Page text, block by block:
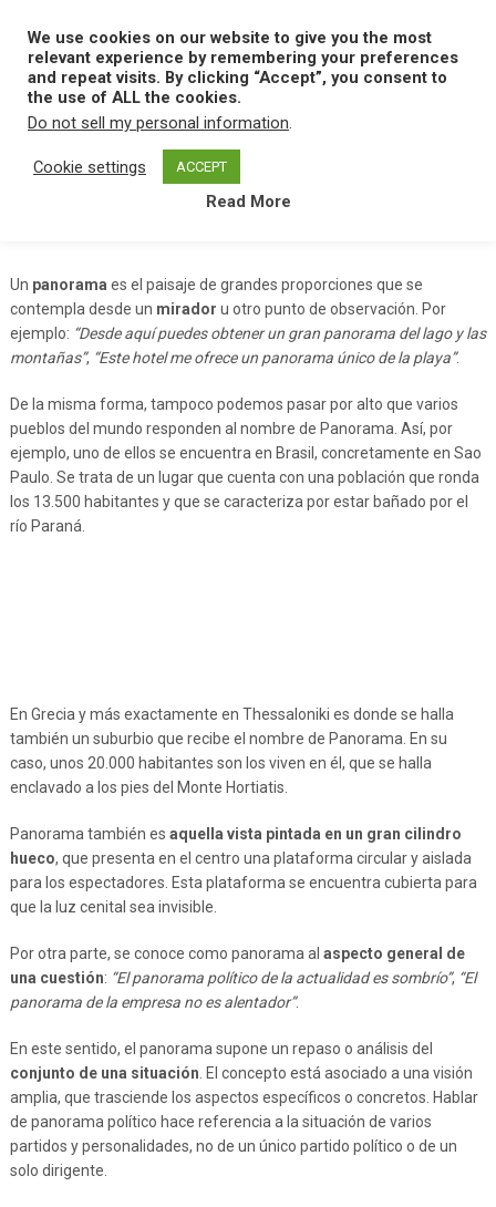
content
MENU
Home P Panorama
Un panorama es el paisaje de grandes proporciones que se
contempla desde un mirador u otro punto de observación. Por
ejemplo: “Desde aquí puedes obtener un gran panorama del lago y las
montañas”, “Este hotel me ofrece un panorama único de la playa”.
De la misma forma, tampoco podemos pasar por alto que varios
pueblos del mundo responden al nombre de Panorama. Así, por
ejemplo, uno de ellos se encuentra en Brasil, concretamente en Sao
Paulo. Se trata de un lugar que cuenta con una población que ronda
los 13.500 habitantes y que se caracteriza por estar bañado por el
río Paraná.
En Grecia y más exactamente en Thessaloniki es donde se halla
también un suburbio que recibe el nombre de Panorama. En su
caso, unos 20.000 habitantes son los viven en él, que se halla
enclavado a los pies del Monte Hortiatis.
Panorama también es aquella vista pintada en un gran cilindro
hueco, que presenta en el centro una plataforma circular y aislada
para los espectadores. Esta plataforma se encuentra cubierta para
que la luz cenital sea invisible.
Por otra parte, se conoce como panorama al aspecto general de
una cuestión: “El panorama político de la actualidad es sombrío”, “El
panorama de la empresa no es alentador”.
En este sentido, el panorama supone un repaso o análisis del
conjunto de una situación . El concepto está asociado a una visión
amplia, que trasciende los aspectos específicos o concretos. Hablar
de panorama político hace referencia a la situación de varios
partidos y personalidades, no de un único partido político o de un
solo dirigente.
We use cookies on our website to give you the most
relevant experience by remembering your preferences
and repeat visits. By clicking “Accept”, you consent to
the use of ALL the cookies.
Do not sell my personal information.
Cookie settings ACCEPT
Read More